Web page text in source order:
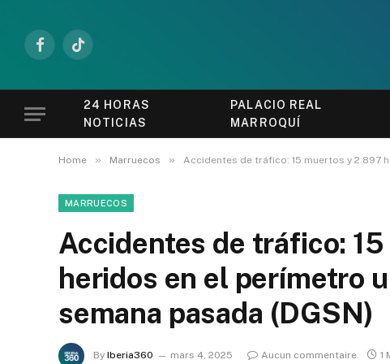
FacebookTikTok
24 HORAS
NOTICIAS
PALACIO REAL
MARROQUÍ
Home » Marruecos » Accidentes de tráfico: 15 muertos y 2.897
MARRUECOS
Accidentes de tráfico:
heridos en el perímetro
semana pasada (DGSN)
By Iberia360 mars 4, 2025 Aucun commentaire 1